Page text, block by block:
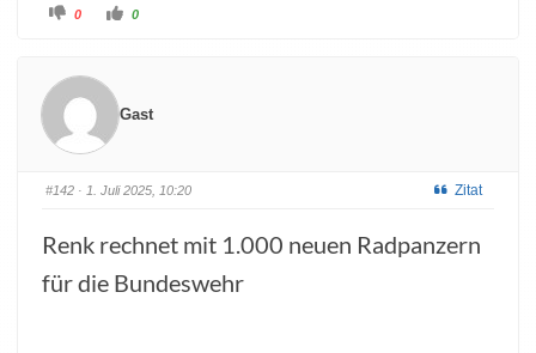
0 0
Gast
#142 · 1. Juli 2025, 10:20 Zitat
Renk rechnet mit 1.000 neuen Radpanzern
für die Bundeswehr